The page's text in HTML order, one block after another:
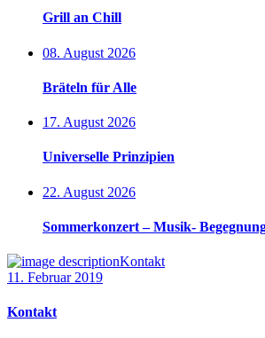
Grill an Chill
08. August 2026
Bräteln für Alle
17. August 2026
Universelle Prinzipien
22. August 2026
Sommerkonzert – Musik-
Kontakt
11. Februar 2019
Kontakt